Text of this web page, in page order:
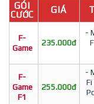
GÓI
CƯỚC
GIÁ
F-
Game
235.000đ
-
F-
Game
F1
255.000đ
-